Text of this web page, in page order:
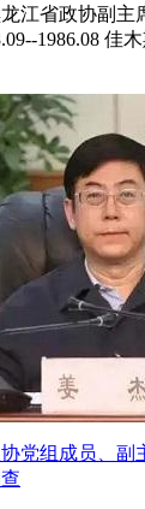
江省政协副主
1986.08 佳
党组成员、副